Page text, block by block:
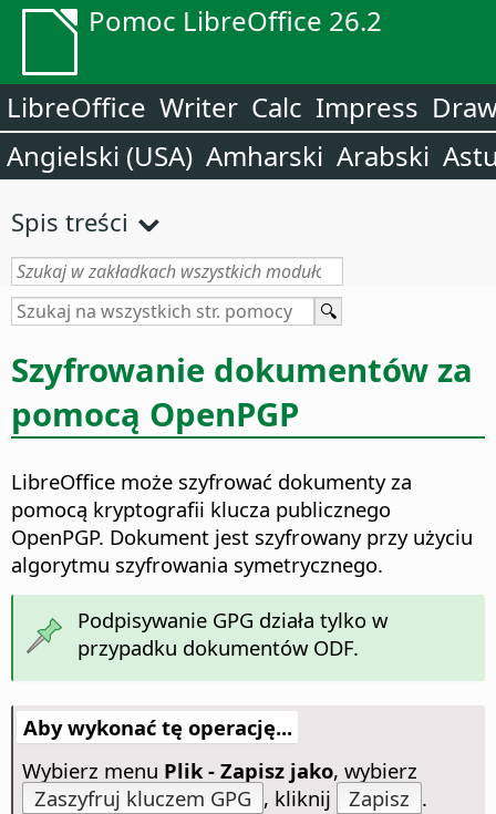
Pomoc LibreOffice 26.2
LibreOffice Writer Calc Impress
Angielski (USA) Amharski Arabski
Spis treści
Szyfrowanie dokumentów za
pomocą OpenPGP
LibreOffice może szyfrować dokumenty za
pomocą kryptografii klucza publicznego
OpenPGP. Dokument jest szyfrowany przy użyciu
algorytmu szyfrowania symetrycznego.
Podpisywanie GPG działa tylko w
przypadku dokumentów ODF.
Aby wykonać tę operację...
Wybierz menu Plik - Zapisz jako, wybierz
Zaszyfruj kluczem GPG , kliknij Zapisz .